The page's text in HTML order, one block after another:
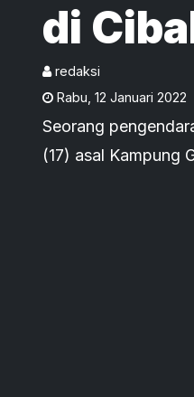
di
redaksi
Rabu 12 Januari 2022
Seorang
(17) asal Kampung